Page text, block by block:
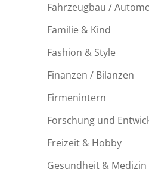
Fahrzeugbau /
Familie & Kind
Fashion & Style
Finanzen / Bilanzen
Firmenintern
Forschung und
Freizeit & Hobby
Gesundheit & Medizin